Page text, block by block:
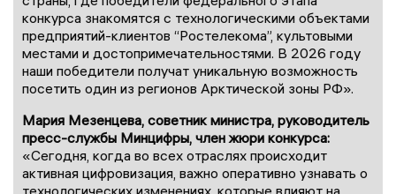
конкурса знакомятся с технологическими объектами
предприятий-клиентов “Ростелекома”, культовыми
местами и достопримечательностями. В 2026 году
наши победители получат уникальную возможность
посетить один из регионов Арктической зоны РФ».
Мария Мезенцева, советник министра, руководитель
пресс-службы Минцифры, член жюри конкурса:
«Сегодня, когда во всех отраслях происходит
активная цифровизация, важно оперативно узнавать о
технологических изменениях, которые влияют на